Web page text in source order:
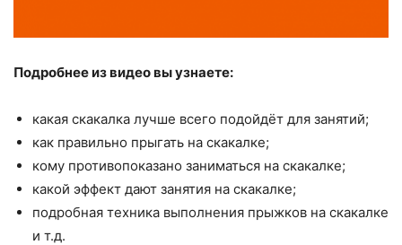
Подробнее из видео вы узнаете:
какая скакалка лучше всего подойдёт для занятий;
как правильно прыгать на скакалке;
кому противопоказано заниматься на скакалке;
какой эффект дают занятия на скакалке;
подробная техника выполнения прыжков на скакалке
и т.д.